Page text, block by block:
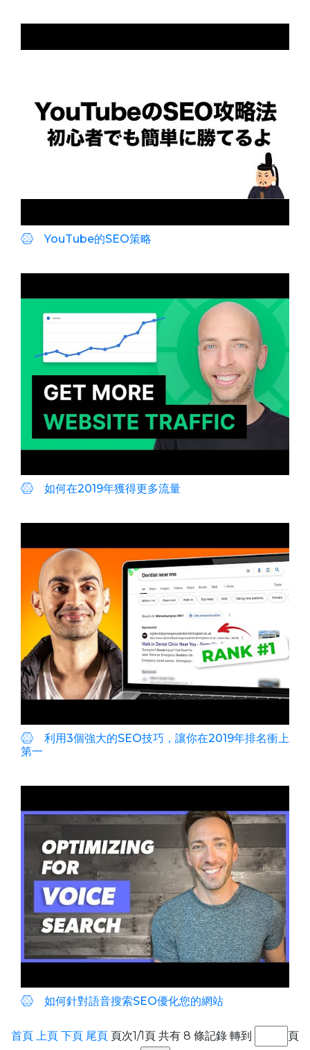
YouTube的SEO策略
如何在2019年獲得更多流量
利用3個強大的SEO技巧，讓你在2019年排名衝上
第一
如何針對語音搜索SEO優化您的網站
首頁 上頁 下頁 尾頁 頁次1/1頁 共有 8 條記錄 轉到 頁